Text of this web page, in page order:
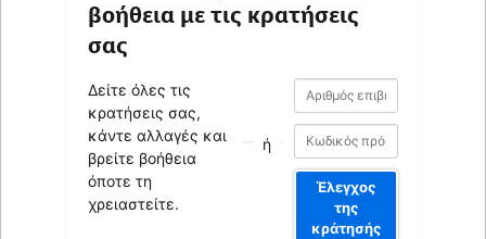
βοήθεια με τις κρατήσεις
σας
Δείτε όλες τις
κρατήσεις σας,
κάντε αλλαγές και
βρείτε βοήθεια
όποτε τη
χρειαστείτε.
ή
Αριθμός
επιβεβαίωσης
Αριθμός
επιβεβαίωσης
Έλεγχος
της
κράτησής